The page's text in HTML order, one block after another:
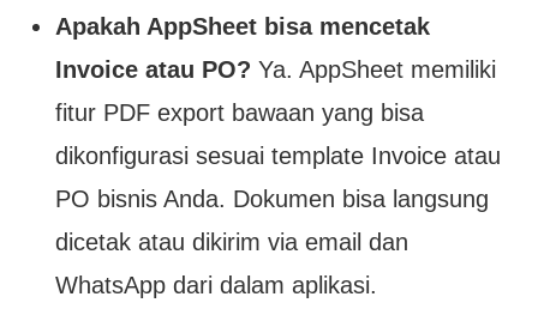
Apakah AppSheet bisa mencetak
Invoice atau PO? Ya. AppSheet memiliki
fitur PDF export bawaan yang bisa
dikonfigurasi sesuai template Invoice atau
PO bisnis Anda. Dokumen bisa langsung
dicetak atau dikirim via email dan
WhatsApp dari dalam aplikasi.